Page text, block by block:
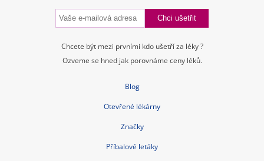
Chcete být mezi prvními kdo ušetří za léky ?
Ozveme se hned jak porovnáme ceny léků.
Blog
Otevřené lékárny
Značky
Příbalové letáky